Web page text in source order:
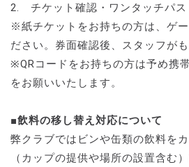
2. チケット確認・ワンタッチパ
※紙チケットをお持ちの方は、ゲ
ださい。券面確認後、スタッフが
※QRコードをお持ちの方は予め携
をお願いいたします。
■飲料の移し替え対応について
弊クラブではビンや缶類の飲料を
（カップの提供や場所の設置含む